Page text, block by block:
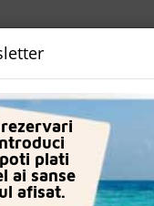
plati
ai sanse
afisat.